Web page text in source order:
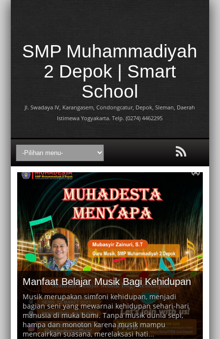
SMP Muhammadiyah
2 Depok | Smart
School
Jl. Swadaya IV, Karangasem, Condongcatur, Depok, Sleman, Daerah
Istimewa Yogyakarta. Telp. (0274) 4462295
Manfaat Belajar Musik Bagi Kehidupan
Musik merupakan simfoni kehidupan, menjadi
bagian seni yang mewarnai kehidupan sehari-hari
manusia di muka bumi. Tanpa musik dunia sepi,
hampa dan monoton karena musik mampu
mencairkan suasana, merelaksasi hati...